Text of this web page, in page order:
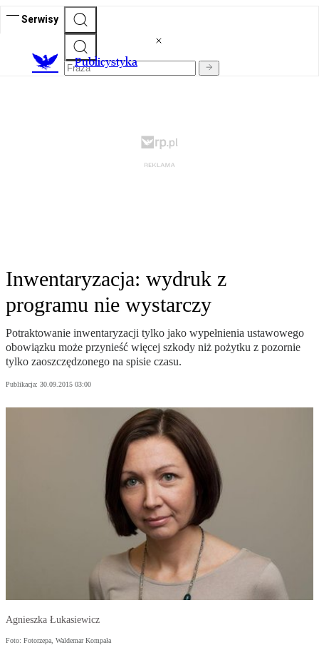
Serwisy
Publicystyka
Inwentaryzacja: wydruk z
programu nie wystarczy
Potraktowanie inwentaryzacji tylko jako wypełnienia ustawowego
obowiązku może przynieść więcej szkody niż pożytku z pozornie
tylko zaoszczędzonego na spisie czasu.
Publikacja: 30.09.2015 03:00
Agnieszka Łukasiewicz
Foto: Fotorzepa, Waldemar Kompała